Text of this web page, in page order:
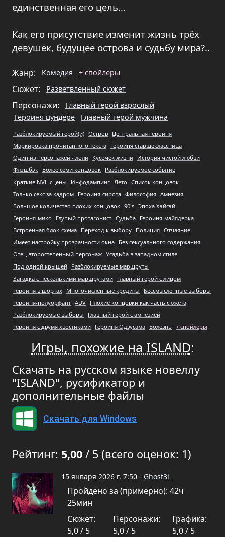
единственная его цель...
Как его присутствие изменит жизнь трёх
девушек, будущее острова и судьбу мира?..
Жанр: Комедия + спойлеры
Сюжет: Разветвленный сюжет
Персонажи:
Главный герой взрослый
Героиня цундере
Главный герой мужчина
Разблокируемый герой(и) Остров Центральная героиня
Маркировка прочитанного текста Героиня старшеклассница
Один из персонажей - лоли Кусочек жизни История чистой любви
Флэшбэк Более семи концовок Разблокируемое событие
Краткие NVL-сцены
Инфодампинг Лето Список концовок
Только секс за кадром Героиня-сирота Философия Амнезия
Большое количество плохих концовок 90's Эпоха Хэйсэй
Героиня-мико Глупый протагонист Судьба Героиня-майядерка
Встроенная блок-схема Переход к выбору Полиция Отчаяние
Имеет настройку прозрачности окна Без сексуального содержания
Отец второстепенный персонаж Усадьба в западном стиле
Под одной крышей Разблокируемые маршруты
Загадка с несколькими маршрутами Главный герой с лицом
Героиня в шортах Многочисленные кредиты
Бессмысленные выборы
Героиня-полуорфант ADV Плохие концовки как часть сюжета
Разблокируемые выборы
Главный герой с амнезией
Героиня с двумя хвостиками Героиня Одзусама Болезнь + спойлеры
Игры, похожие на ISLAND:
Скачать на русском языке новеллу
"ISLAND", русификатор и
дополнительные файлы
Скачать для Windows
Рейтинг: 5,00 / 5 (всего оценок: 1)
15 января 2026 г. 7:50 - Ghost3l
Пройдено за (примерно): 42ч
25мин
Сюжет:
5,0 / 5
Персонажи:
5,0 / 5
Графика:
5,0 / 5